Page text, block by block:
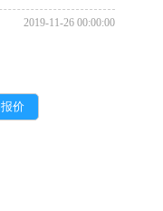
2019-11-26 00:00:00